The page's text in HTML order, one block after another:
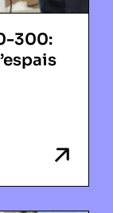
300: